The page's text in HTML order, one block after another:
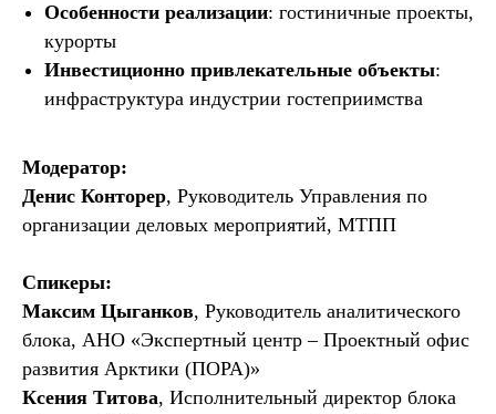
Особенности реализации: гостиничные проекты,
курорты
Инвестиционно привлекательные объекты:
инфраструктура индустрии гостеприимства
Модератор:
Денис Конторер, Руководитель Управления по
организации деловых мероприятий, МТПП
Спикеры:
Максим Цыганков, Руководитель аналитического
блока, АНО «Экспертный центр – Проектный офис
развития Арктики (ПОРА)»
Ксения Титова, Исполнительный директор блока